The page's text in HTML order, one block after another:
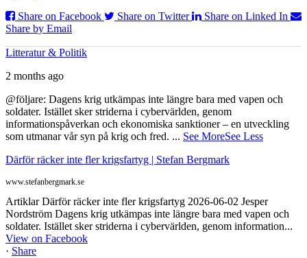
Share on Facebook
Share on Twitter
Share on Linked In
Share by Email
Litteratur & Politik
2 months ago
@följare: Dagens krig utkämpas inte längre bara med vapen och
soldater. Istället sker striderna i cybervärlden, genom
informationspåverkan och ekonomiska sanktioner – en utveckling
som utmanar vår syn på krig och fred. ... See MoreSee Less
Därför räcker inte fler krigsfartyg | Stefan Bergmark
www.stefanbergmark.se
Artiklar Därför räcker inte fler krigsfartyg 2026-06-02 Jesper
Nordström Dagens krig utkämpas inte längre bara med vapen och
soldater. Istället sker striderna i cybervärlden, genom information...
View on Facebook
· Share